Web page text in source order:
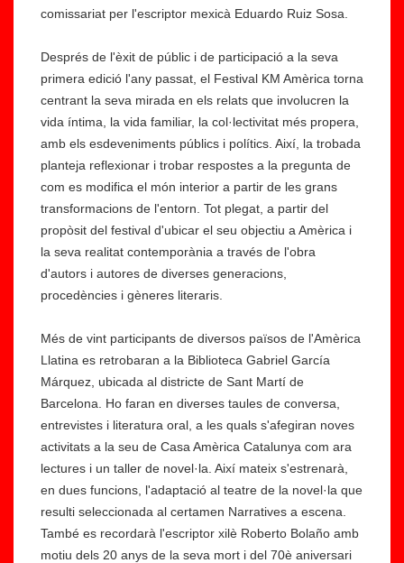
comissariat per l'escriptor mexicà Eduardo Ruiz Sosa.
Després de l'èxit de públic i de participació a la seva
primera edició l'any passat, el Festival KM Amèrica torna
centrant la seva mirada en els relats que involucren la
vida íntima, la vida familiar, la col·lectivitat més propera,
amb els esdeveniments públics i polítics. Així, la trobada
planteja reflexionar i trobar respostes a la pregunta de
com es modifica el món interior a partir de les grans
transformacions de l'entorn. Tot plegat, a partir del
propòsit del festival d'ubicar el seu objectiu a Amèrica i
la seva realitat contemporània a través de l'obra
d'autors i autores de diverses generacions,
procedències i gèneres literaris.
Més de vint participants de diversos països de l'Amèrica
Llatina es retrobaran a la Biblioteca Gabriel García
Márquez, ubicada al districte de Sant Martí de
Barcelona. Ho faran en diverses taules de conversa,
entrevistes i literatura oral, a les quals s'afegiran noves
activitats a la seu de Casa Amèrica Catalunya com ara
lectures i un taller de novel·la. Així mateix s'estrenarà,
en dues funcions, l'adaptació al teatre de la novel·la que
resulti seleccionada al certamen Narratives a escena.
També es recordarà l'escriptor xilè Roberto Bolaño amb
motiu dels 20 anys de la seva mort i del 70è aniversari